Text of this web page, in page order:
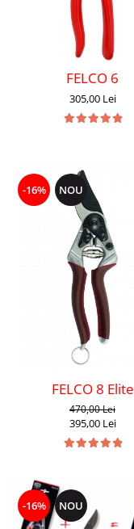
FELCO 6
305,00 Lei
-16% NOU
FELCO 8 Elite
470,00 Lei
395,00 Lei
-16% NOU